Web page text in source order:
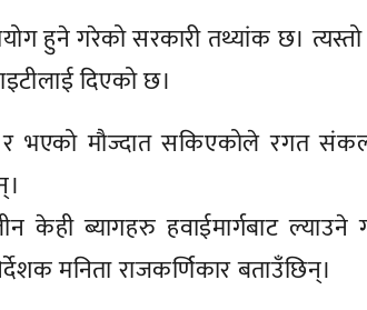
हुने गरेको सरकारी तथ्यांक छ।
दिएको छ।
भएको मौज्दात सकिएकोले रगत
केही ब्यागहरु हवाईमार्गबाट ल्याउने
मनिता राजकर्णिकार बताउँछिन्।